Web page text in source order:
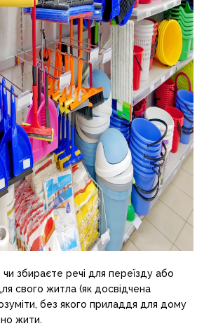
збираєте речі для переїзду або
свого житла (як досвідчена
без якого приладдя для дому
жити.